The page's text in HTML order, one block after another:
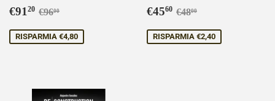
Prezzo
€9120 €91,20
Prezzo di listino
€9600
RISPARMIA €4,80
Prezzo
€4560 €45,60
Prezzo di listino
€4800
RISPARMIA €2,40